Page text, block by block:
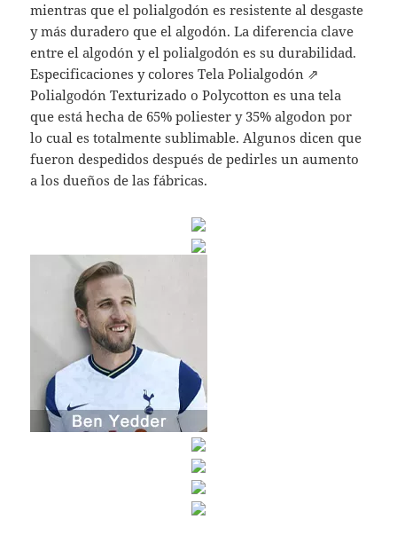
mientras que el polialgodón es resistente al desgaste
y más duradero que el algodón. La diferencia clave
entre el algodón y el polialgodón es su durabilidad.
Especificaciones y colores Tela Polialgodón ⇗
Polialgodón Texturizado o Polycotton es una tela
que está hecha de 65% poliester y 35% algodon por
lo cual es totalmente sublimable. Algunos dicen que
fueron despedidos después de pedirles un aumento
a los dueños de las fábricas.